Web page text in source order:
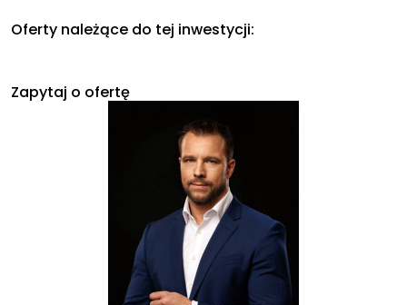
Oferty należące do tej inwestycji:
Zapytaj o ofertę